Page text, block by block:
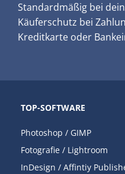
Standardmäßig bei
Käuferschutz bei
Kreditkarte oder
TOP-SOFTWARE
Photoshop / GIMP
Fotografie / Lightroom
InDesign / Affintiy